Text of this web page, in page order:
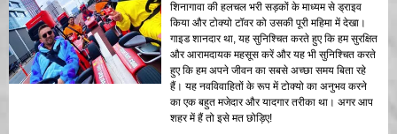
शिनागावा की हलचल भरी सड़कों के माध्यम से ड्राइव
किया और टोक्यो टॉवर को उसकी पूरी महिमा में देखा।
गाइड शानदार था, यह सुनिश्चित करते हुए कि हम सुरक्षित
और आरामदायक महसूस करें और यह भी सुनिश्चित करते
हुए कि हम अपने जीवन का सबसे अच्छा समय बिता रहे
हैं। यह नवविवाहितों के रूप में टोक्यो का अनुभव करने
का एक बहुत मजेदार और यादगार तरीका था। अगर आप
शहर में हैं तो इसे मत छोड़िए!